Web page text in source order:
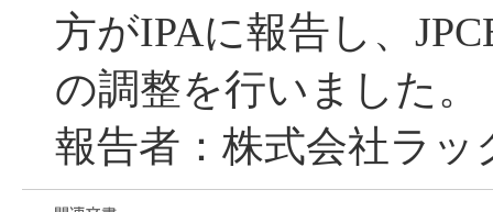
方がIPAに報告し、
の調整を行いました。
報告者：株式会社ラッ